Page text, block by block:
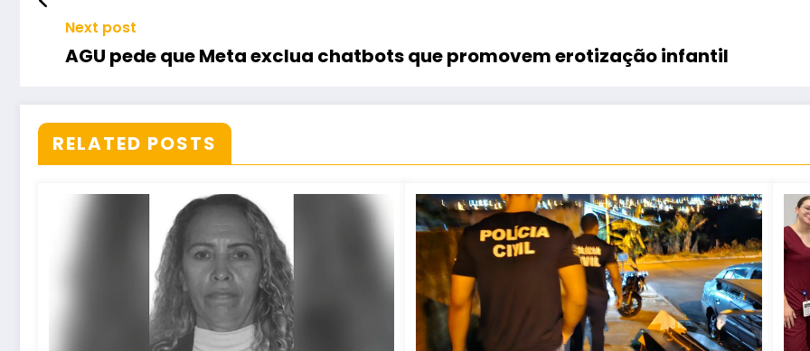
Next post
AGU pede que Meta exclua chatbots que promovem erotização infantil
RELATED POSTS